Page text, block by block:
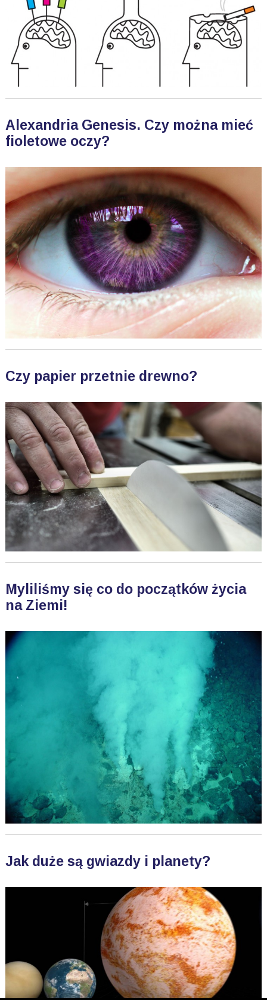
Alexandria Genesis. Czy można mieć
fioletowe oczy?
Czy papier przetnie drewno?
Myliliśmy się co do początków życia
na Ziemi!
Jak duże są gwiazdy i planety?